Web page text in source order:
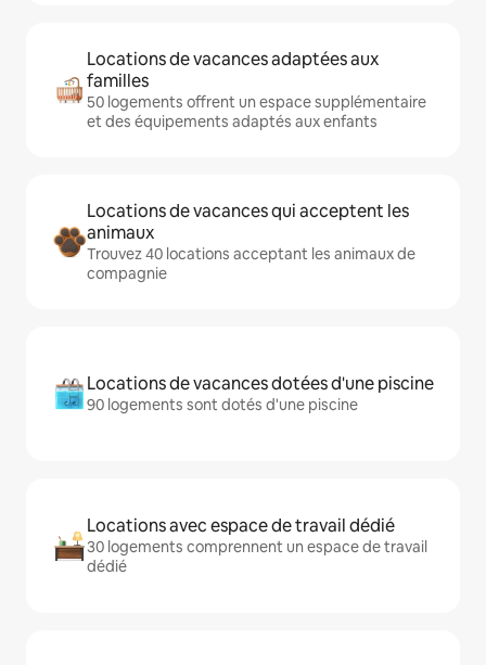
Locations de vacances adaptées aux
familles
50 logements offrent un espace supplémentaire
et des équipements adaptés aux enfants
Locations de vacances qui acceptent les
animaux
Trouvez 40 locations acceptant les animaux de
compagnie
Locations de vacances dotées d'une piscine
90 logements sont dotés d'une piscine
Locations avec espace de travail dédié
30 logements comprennent un espace de travail
dédié